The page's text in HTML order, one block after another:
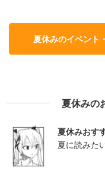
夏休みのイベント
夏休みの
夏休みおす
夏に読みた